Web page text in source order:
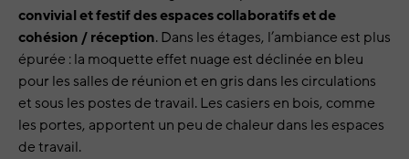
convivial et festif des espaces collaboratifs et de
cohésion / réception. Dans les étages, l’ambiance est plus
épurée : la moquette effet nuage est déclinée en bleu
pour les salles de réunion et en gris dans les circulations
et sous les postes de travail. Les casiers en bois, comme
les portes, apportent un peu de chaleur dans les espaces
de travail.